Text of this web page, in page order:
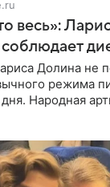
весь»:
Долина не
режима
Народная